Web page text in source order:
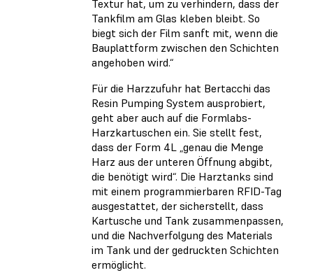
Textur hat, um zu verhindern, dass der
Tankfilm am Glas kleben bleibt. So
biegt sich der Film sanft mit, wenn die
Bauplattform zwischen den Schichten
angehoben wird.“
Für die Harzzufuhr hat Bertacchi das
Resin Pumping System ausprobiert,
geht aber auch auf die Formlabs-
Harzkartuschen ein. Sie stellt fest,
dass der Form 4L „genau die Menge
Harz aus der unteren Öffnung abgibt,
die benötigt wird“. Die Harztanks sind
mit einem programmierbaren RFID-Tag
ausgestattet, der sicherstellt, dass
Kartusche und Tank zusammenpassen,
und die Nachverfolgung des Materials
im Tank und der gedruckten Schichten
ermöglicht.